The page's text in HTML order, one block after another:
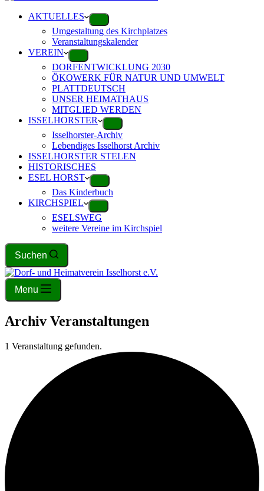
AKTUELLES
Umgestaltung des Kirchplatzes
Veranstaltungskalender
VEREIN
DORFENTWICKLUNG 2030
ÖKOWERK FÜR NATUR UND UMWELT
PLATTDEUTSCH
UNSER HEIMATHAUS
MITGLIED WERDEN
ISSELHORSTER
Isselhorster-Archiv
Lebendiges Isselhorst Archiv
ISSELHORSTER STELEN
HISTORISCHES
ESEL HORST
Das Kinderbuch
KIRCHSPIEL
ESELSWEG
weitere Vereine im Kirchspiel
Suchen
Menu
Archiv Veranstaltungen
1 Veranstaltung gefunden.